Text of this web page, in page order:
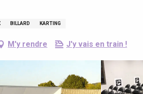
BILLARD KARTING
M'y rendre J'y vais en train !